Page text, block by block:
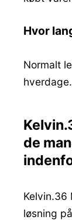
Hvor
Normalt
hverdage.
de
løsning